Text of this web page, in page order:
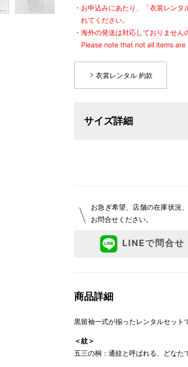
・お申込みにあたり、「衣裳レン
れてください。
・海外の発送は対応しておりません
Please note that not all items
衣裳レンタル 約款
サイズ詳細
1 寸法は鯨尺（くじらじゃく）寸
単位：１尺＝約38cm １寸＝約
お急ぎ希望、店舗の在庫状況
お問合せください。
LINEで問合せ
商品詳細
黒留袖一式が揃ったレンタルセット
＜紋＞
五三の桐：通紋と呼ばれる、どなた